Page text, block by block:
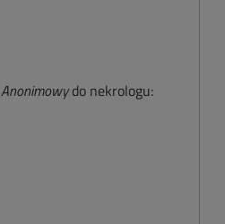
Anonimowydo nekrologu: